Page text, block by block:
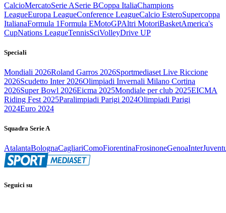
CalcioMercatoSerie ASerie BCoppa ItaliaChampions
LeagueEuropa LeagueConference LeagueCalcio EsteroSupercoppa
ItalianaFormula 1Formula EMotoGPAltri MotoriBasketAmerica's
CupNations LeagueTennisSciVolleyDrive UP
Speciali
Mondiali 2026Roland Garros 2026Sportmediaset Live Riccione
2026Scudetto Inter 2026Olimpiadi Invernali Milano Cortina
2026Super Bowl 2026Eicma 2025Mondiale per club 2025EICMA
Riding Fest 2025Paralimpiadi Parigi 2024Olimpiadi Parigi
2024Euro 2024
Squadra Serie A
AtalantaBolognaCagliariComoFiorentinaFrosinoneGenoaInter
Seguici su